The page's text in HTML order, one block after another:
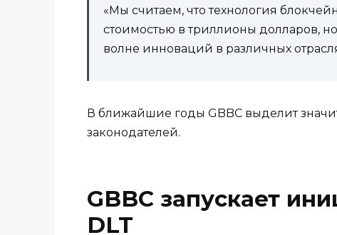
«Мы считаем, что технология
стоимостью в триллионы долларов,
волне инноваций в различных
В ближайшие годы GBBC выделит
законодателей.
GBBC запускает
DLT